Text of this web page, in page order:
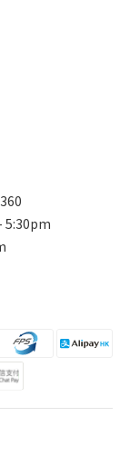
5:30pm